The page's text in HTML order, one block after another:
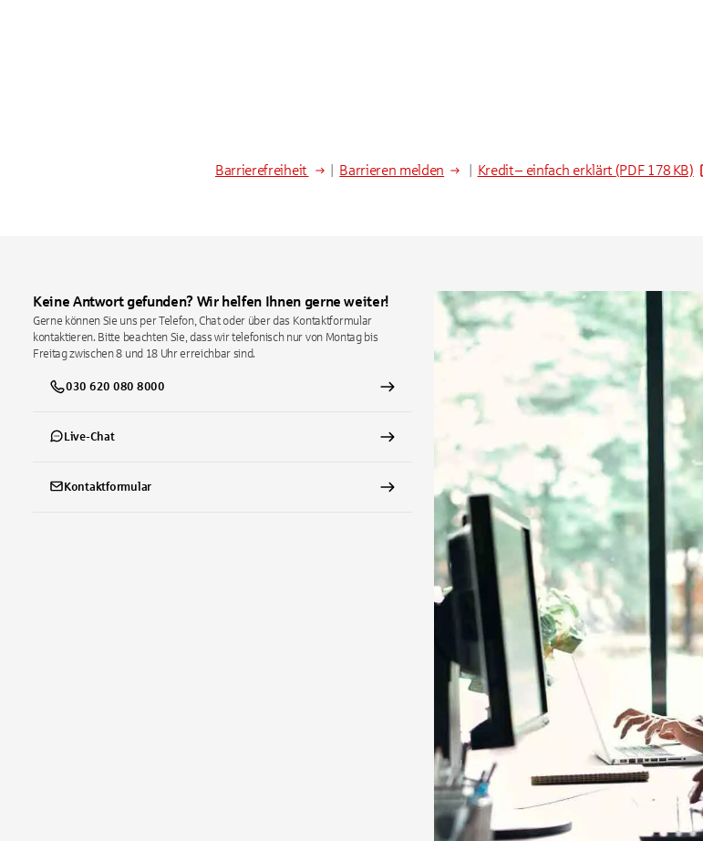
Barrierefreiheit Barrieren melden Kredit – einfach erklärt (PDF 178 KB)
Keine Antwort gefunden? Wir helfen Ihnen gerne weiter!
Gerne können Sie uns per Telefon, Chat oder über das Kontaktformular
kontaktieren. Bitte beachten Sie, dass wir telefonisch nur von Montag bis
Freitag zwischen 8 und 18 Uhr erreichbar sind.
030 620 080 8000
Live-Chat
Kontaktformular